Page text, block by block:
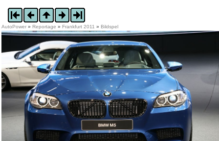
AutoPower » Reportage » Frankfurt 2011 » Bildspel